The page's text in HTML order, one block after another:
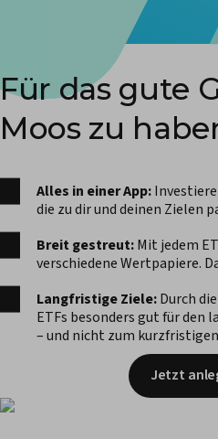
Für das gute
Moos zu
Alles in einer App:
die zu dir und deinen Zielen
Breit gestreut:Mit jedem
verschiedene Wertpapiere.
Langfristige Ziele:Durch
ETFs besonders gut für den
– und nicht zum
Jetzt